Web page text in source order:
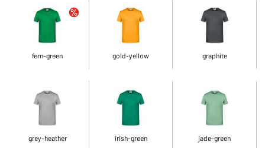
fern-green gold-yellow graphite
grey-heather irish-green jade-green